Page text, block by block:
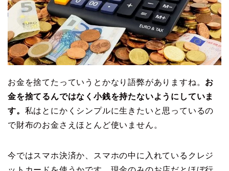
お金を捨てたっていうとかなり語弊がありますね。 お
金を捨てるんではなく小銭を持たないようにしていま
す。 私はとにかくシンプルに生きたいと思っているの
で財布のお金さえほとんど使いません。
今ではスマホ決済か、スマホの中に入れているクレジ